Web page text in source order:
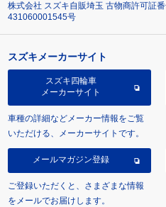
株式会社 スズキ自販埼玉 古物商許可証
431060001545号
スズキメーカーサイト
スズキ四輪車
メーカーサイト
車種の詳細などメーカー情報をご覧
いただける、メーカーサイトです。
メールマガジン登録
ご登録いただくと、さまざまな情報
をメールでお届けします。